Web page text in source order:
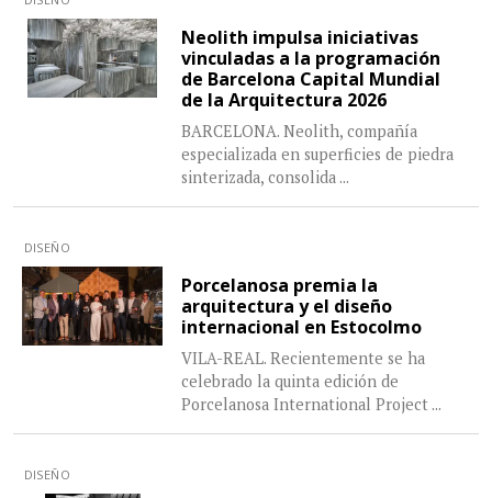
Neolith impulsa iniciativas
vinculadas a la programación
de Barcelona Capital Mundial
de la Arquitectura 2026
BARCELONA. Neolith, compañía
especializada en superficies de piedra
sinterizada, consolida ...
DISEÑO
Porcelanosa premia la
arquitectura y el diseño
internacional en Estocolmo
VILA-REAL. Recientemente se ha
celebrado la quinta edición de
Porcelanosa International Project ...
DISEÑO